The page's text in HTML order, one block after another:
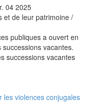
04 2025
et de leur patrimoine/
publiques a ouvert en
vacantes.
successions vacantes
les violences conjugales